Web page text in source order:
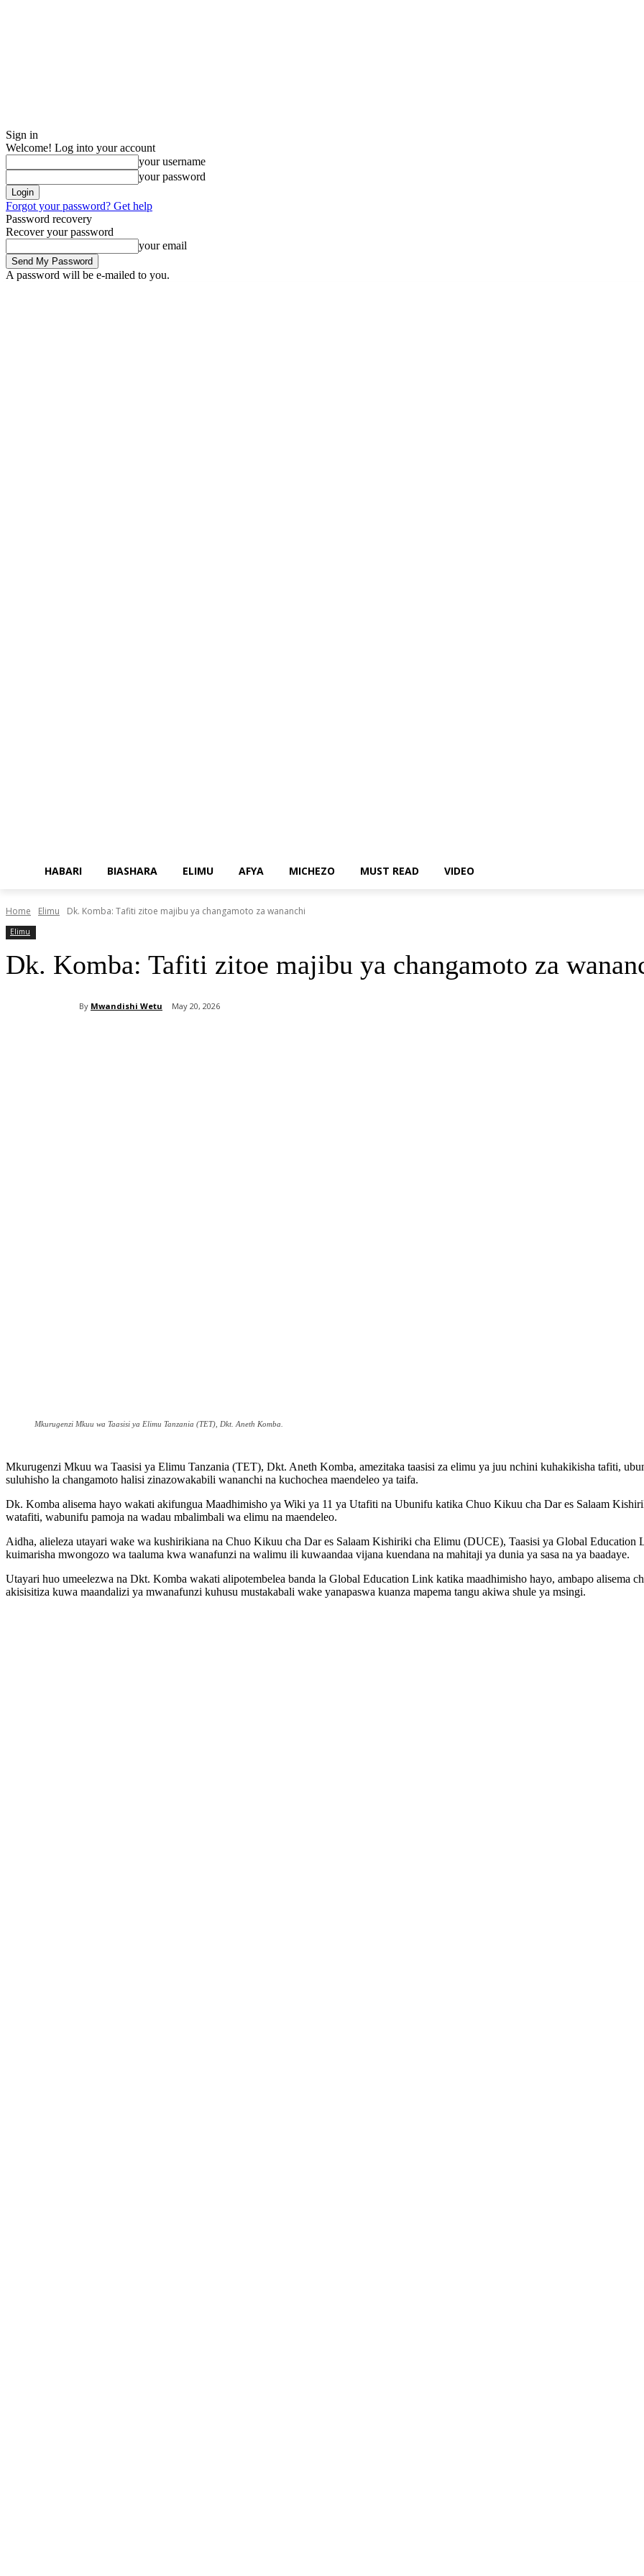
Sign in
Welcome! Log into your account
your username
your password
Forgot your password? Get help
Password recovery
Recover your password
your email
A password will be e-mailed to you.
HABARI BIASHARA ELIMU AFYA MICHEZO MUST READ VIDEO
Home Elimu Dk. Komba: Tafiti zitoe majibu ya changamoto za wananchi
Elimu
Dk. Komba: Tafiti zitoe majibu ya changamoto za
By Mwandishi Wetu May 20, 2026
Mkurugenzi Mkuu wa Taasisi ya Elimu Tanzania (TET), Dkt. Aneth Komba.
Mkurugenzi Mkuu wa Taasisi ya Elimu Tanzania (TET), Dkt. Aneth Komba, amezitaka taasisi za elimu ya juu nchini kuhakikisha tafiti,
suluhisho la changamoto halisi zinazowakabili wananchi na kuchochea maendeleo ya taifa.
Dk. Komba alisema hayo wakati akifungua Maadhimisho ya Wiki ya 11 ya Utafiti na Ubunifu katika Chuo Kikuu cha Dar es Salaam
watafiti, wabunifu pamoja na wadau mbalimbali wa elimu na maendeleo.
Aidha, alieleza utayari wake wa kushirikiana na Chuo Kikuu cha Dar es Salaam Kishiriki cha Elimu (DUCE), Taasisi ya Global
kuimarisha mwongozo wa taaluma kwa wanafunzi na walimu ili kuwaandaa vijana kuendana na mahitaji ya dunia ya sasa na ya baadaye.
Utayari huo umeelezwa na Dkt. Komba wakati alipotembelea banda la Global Education Link katika maadhimisho hayo, ambapo alisema
akisisitiza kuwa maandalizi ya mwanafunzi kuhusu mustakabali wake yanapaswa kuanza mapema tangu akiwa shule ya msingi.